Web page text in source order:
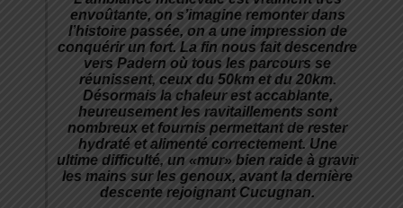
envoûtante, on s’imagine remonter dans
l’histoire passée, on a une impression de
conquérir un fort. La fin nous fait descendre
vers Padern où tous les parcours se
réunissent, ceux du 50km et du 20km.
Désormais la chaleur est accablante,
heureusement les ravitaillements sont
nombreux et fournis permettant de rester
hydraté et alimenté correctement. Une
ultime difficulté, un «mur» bien raide à gravir
les mains sur les genoux, avant la dernière
descente rejoignant Cucugnan.